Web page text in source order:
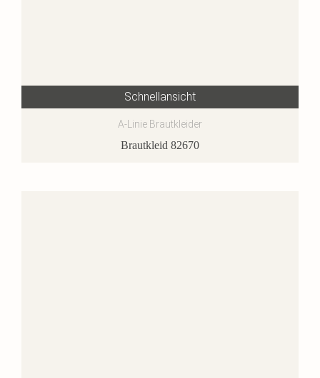
Schnellansicht
A-Linie Brautkleider
Brautkleid 82670